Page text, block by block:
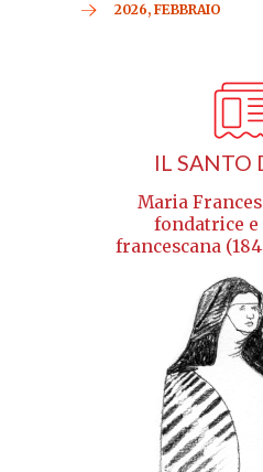
2026, FEBBRAIO
IL SANTO
Maria
fondatrice
francescana